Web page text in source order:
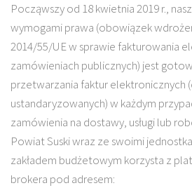
Począwszy od 18 kwietnia 2019 r.,
wymogami prawa (obowiązek
2014/55/UE w sprawie fakturowania
zamówieniach publicznych) jest
przetwarzania faktur elektronicznych
ustandaryzowanych) w każdym
zamówienia na dostawy, usługi lub
Powiat Suski wraz ze swoimi
zakładem budżetowym korzysta z
brokera pod adresem: